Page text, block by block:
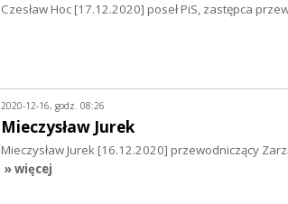
Czesław Hoc [17.12.2020] poseł PiS, zastępca
2020-12-16, godz. 08:26
Mieczysław Jurek
Mieczysław Jurek [16.12.2020] przewodniczący
» więcej